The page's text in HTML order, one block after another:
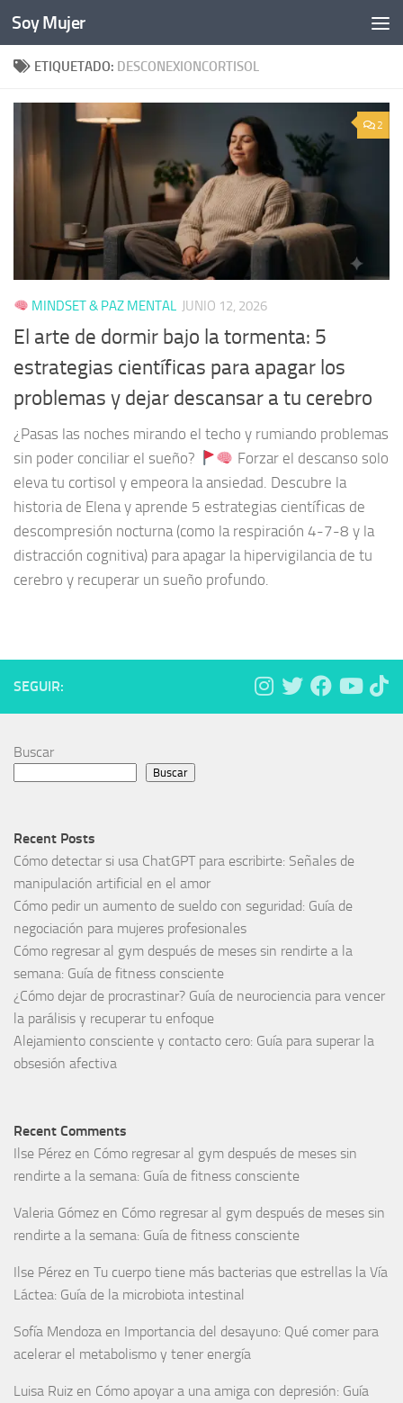
Bajo el contenido
Soy Mujer
ETIQUETADO: DESCONEXIONCORTISOL
2
MINDSET & PAZ MENTAL JUNIO 12, 2026
El arte de dormir bajo la tormenta: 5
estrategias científicas para apagar los
problemas y dejar descansar a tu cerebro
¿Pasas las noches mirando el techo y rumiando problemas
sin poder conciliar el sueño?
Forzar el descanso solo
eleva tu cortisol y empeora la ansiedad. Descubre la
historia de Elena y aprende 5 estrategias científicas de
descompresión nocturna (como la respiración 4-7-8 y la
distracción cognitiva) para apagar la hipervigilancia de tu
cerebro y recuperar un sueño profundo.
SEGUIR:
Buscar
Buscar
Recent Posts
Cómo detectar si usa ChatGPT para escribirte: Señales de
manipulación artificial en el amor
Cómo pedir un aumento de sueldo con seguridad: Guía de
negociación para mujeres profesionales
Cómo regresar al gym después de meses sin rendirte a la
semana: Guía de fitness consciente
¿Cómo dejar de procrastinar? Guía de neurociencia para vencer
la parálisis y recuperar tu enfoque
Alejamiento consciente y contacto cero: Guía para superar la
obsesión afectiva
Recent Comments
Ilse Pérez en Cómo regresar al gym después de meses sin
rendirte a la semana: Guía de fitness consciente
Valeria Gómez en Cómo regresar al gym después de meses sin
rendirte a la semana: Guía de fitness consciente
Ilse Pérez en Tu cuerpo tiene más bacterias que estrellas la Vía
Láctea: Guía de la microbiota intestinal
Sofía Mendoza en Importancia del desayuno: Qué comer para
acelerar el metabolismo y tener energía
Luisa Ruiz en Cómo apoyar a una amiga con depresión: Guía